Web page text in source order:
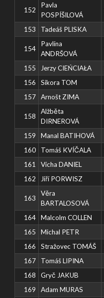
152
Pavla
POSPÍŠILOVÁ
153 Tadeáš PLISKA
154
Pavlína
ANDRŠOVÁ
155 Jerzy CIEŃCIAŁA
156
Sikora TOM
157
Arnošt ZIMA
158
Alžběta
DIRNEROVÁ
159 Manal BATIHOVÁ
160
Tomáš KVÍČALA
161
Vícha DANIEL
162
Jiří PORWISZ
163
Věra
BARTALOSOVÁ
164 Malcolm COLLEN
165
Michal PETR
166
Stražovec TOMÁŠ
167
Tomáš LIPINA
168
Gryč JAKUB
169
Adam MURAS